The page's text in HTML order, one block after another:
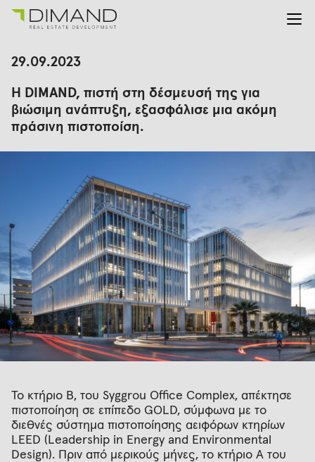
Για εμάς
Επενδυτικές Σχέσεις
Νέα
29.09.2023
Η DIMAND, πιστή στη δέσμευσή της για
βιώσιμη ανάπτυξη, εξασφάλισε μια ακόμη
πράσινη πιστοποίση.
Το κτήριο B, του Syggrou Office Complex, απέκτησε
πιστοποίηση σε επίπεδο GOLD, σύμφωνα με το
διεθνές σύστημα πιστοποίησης αειφόρων κτηρίων
LEED (Leadership in Energy and Environmental
Design). Πριν από μερικούς μήνες, το κτήριο Α του